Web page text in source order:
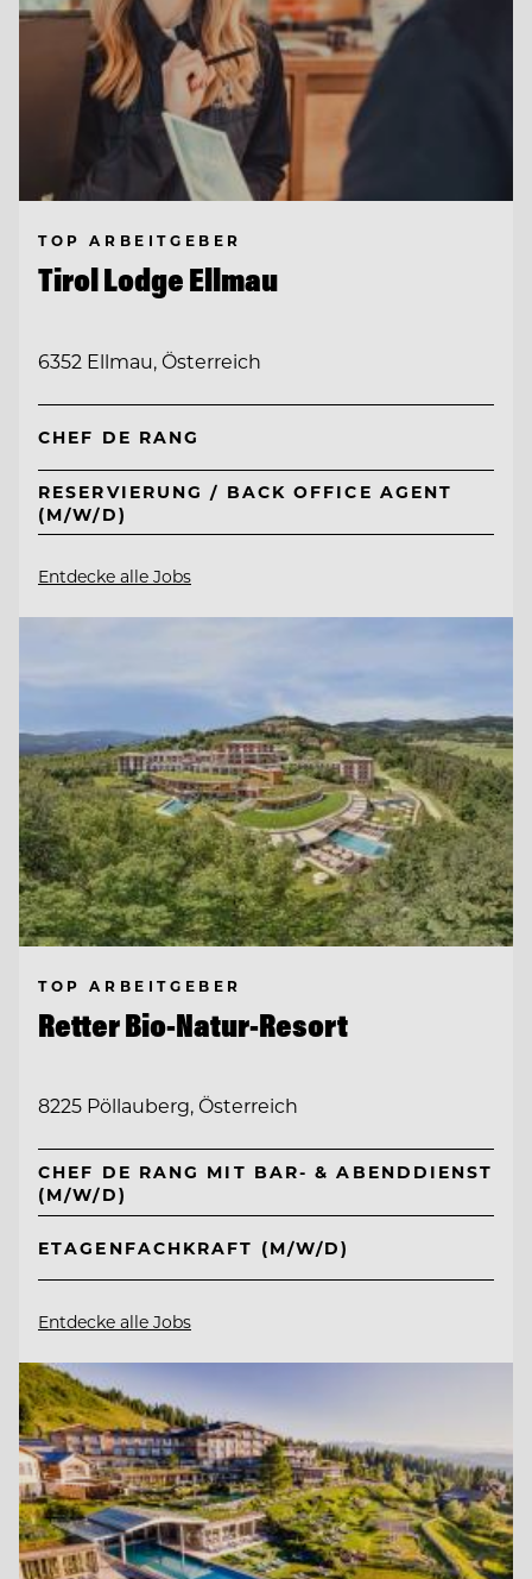
TOP ARBEITGEBER
Tirol Lodge Ellmau
6352 Ellmau, Österreich
CHEF DE RANG
RESERVIERUNG / BACK OFFICE AGENT
(M/W/D)
Entdecke alle Jobs
TOP ARBEITGEBER
Retter Bio-Natur-Resort
8225 Pöllauberg, Österreich
CHEF DE RANG MIT BAR- & ABENDDIENST
(M/W/D)
ETAGENFACHKRAFT (M/W/D)
Entdecke alle Jobs